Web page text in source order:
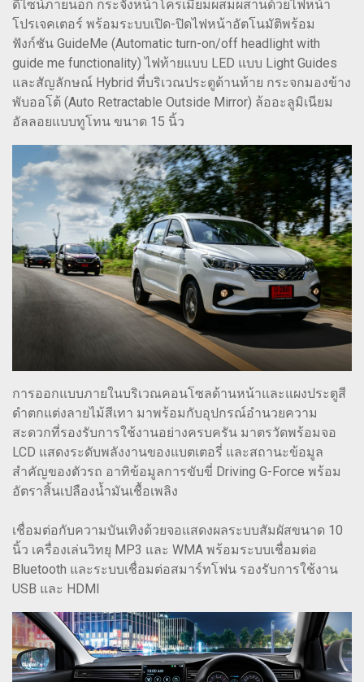
ดีไซน์ภายนอก กระจังหน้าโครเมียมผสมผสานด้วยไฟหน้า
โปรเจคเตอร์ พร้อมระบบเปิด-ปิดไฟหน้าอัตโนมัติพร้อม
ฟังก์ชัน GuideMe (Automatic turn-on/off headlight with
guide me functionality) ไฟท้ายแบบ LED แบบ Light Guides
และสัญลักษณ์ Hybrid ที่บริเวณประตูด้านท้าย กระจกมองข้าง
พับออโต้ (Auto Retractable Outside Mirror) ล้ออะลูมิเนียม
อัลลอยแบบทูโทน ขนาด 15 นิ้ว
การออกแบบภายในบริเวณคอนโซลด้านหน้าและแผงประตูสี
ดำตกแต่งลายไม้สีเทา มาพร้อมกับอุปกรณ์อำนวยความ
สะดวกที่รองรับการใช้งานอย่างครบครัน มาตรวัดพร้อมจอ
LCD แสดงระดับพลังงานของแบตเตอรี่ และสถานะข้อมูล
สำคัญของตัวรถ อาทิข้อมูลการขับขี่ Driving G-Force พร้อม
อัตราสิ้นเปลืองน้ำมันเชื้อเพลิง
เชื่อมต่อกับความบันเทิงด้วยจอแสดงผลระบบสัมผัสขนาด 10
นิ้ว เครื่องเล่นวิทยุ MP3 และ WMA พร้อมระบบเชื่อมต่อ
Bluetooth และระบบเชื่อมต่อสมาร์ทโฟน รองรับการใช้งาน
USB และ HDMI